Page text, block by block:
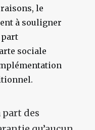
le
à souligner
part
sociale
part des